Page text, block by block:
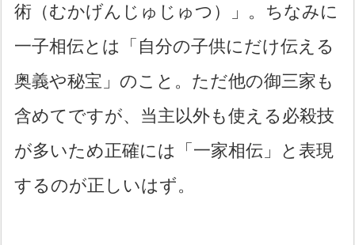
術（むかげんじゅじゅつ）」。ちなみに
一子相伝とは「自分の子供にだけ伝える
奥義や秘宝」のこと。ただ他の御三家も
含めてですが、当主以外も使える必殺技
が多いため正確には「一家相伝」と表現
するのが正しいはず。